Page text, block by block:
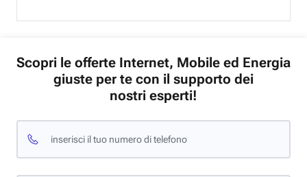
Scopri le offerte Internet, Mobile ed Energia
giuste per te con il supporto dei
nostri esperti!
inserisci il tuo numero di telefono